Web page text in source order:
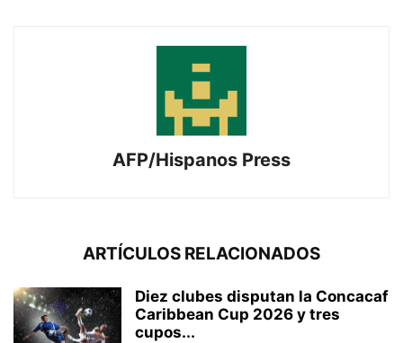
AFP/Hispanos Press
ARTÍCULOS RELACIONADOS
Diez clubes disputan la Concacaf
Caribbean Cup 2026 y tres
cupos...